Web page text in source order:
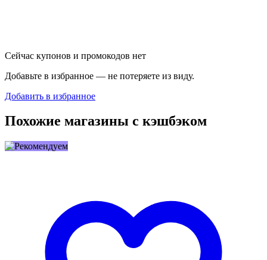
Сейчас купонов и промокодов нет
Добавьте в избранное — не потеряете из виду.
Добавить в избранное
Похожие магазины с кэшбэком